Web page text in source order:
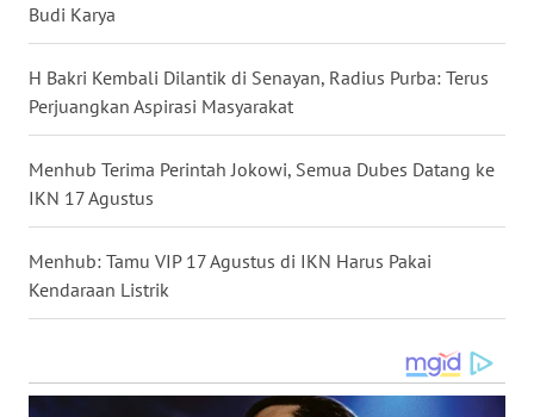
Budi Karya
H Bakri Kembali Dilantik di Senayan, Radius Purba: Terus
Perjuangkan Aspirasi Masyarakat
Menhub Terima Perintah Jokowi, Semua Dubes Datang ke
IKN 17 Agustus
Menhub: Tamu VIP 17 Agustus di IKN Harus Pakai
Kendaraan Listrik
WN
PAPUA
RIAU
SERAMBI